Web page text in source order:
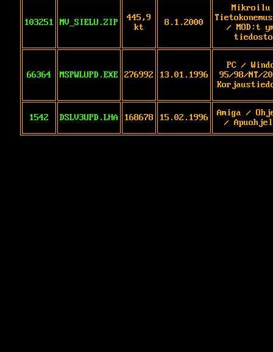
103251 MV_SIELU.ZIP
445,9
kt
8.1.2000
/ MOD:t
66364 MSPWLUPD.EXE 276992 13.01.1996
PC /
95/98/NT/
1542 DSLV3UPD.LHA 168678 15.02.1996
Amiga /
/